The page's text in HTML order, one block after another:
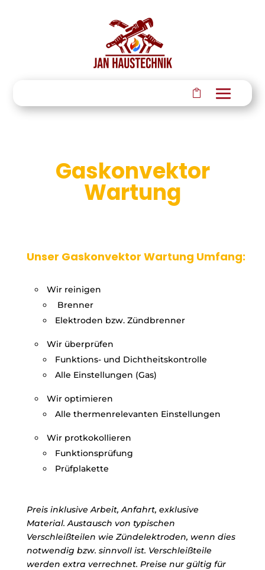
Gaskonvektor
Wartung
Unser Gaskonvektor Wartung Umfang:
Wir reinigen
Brenner
Elektroden bzw. Zündbrenner
Wir überprüfen
Funktions- und Dichtheitskontrolle
Alle Einstellungen (Gas)
Wir optimieren
Alle thermenrelevanten Einstellungen
Wir protkokollieren
Funktionsprüfung
Prüfplakette
Preis inklusive Arbeit, Anfahrt, exklusive
Material. Austausch von typischen
Verschleißteilen wie Zündelektroden, wenn dies
notwendig bzw. sinnvoll ist. Verschleißteile
werden extra verrechnet. Preise nur gültig für